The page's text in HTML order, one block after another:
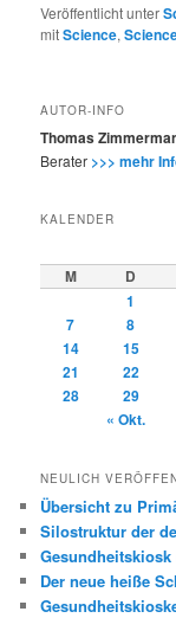
Veröffentlicht unter
mitScience,
AUTOR-INFO
Thomas
Berater >>> mehr
KALENDER
M D
1
7
8
14
15
21
22
28
29
« Okt.
NEULICH
Übersicht zu
Silostruktur der
Der neue heiße